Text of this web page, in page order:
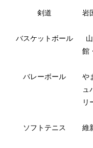
剣道
岩
バスケットボール
館
バレーボール
や
ュ
リ
ソフトテニス
維